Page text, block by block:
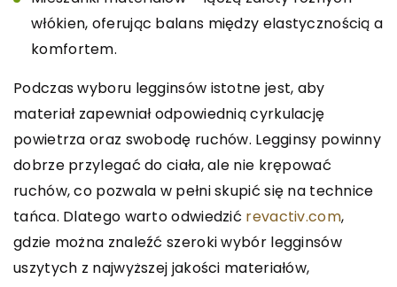
włókien, oferując balans między elastycznością a
komfortem.
Podczas wyboru legginsów istotne jest, aby
materiał zapewniał odpowiednią cyrkulację
powietrza oraz swobodę ruchów. Legginsy powinny
dobrze przylegać do ciała, ale nie krępować
ruchów, co pozwala w pełni skupić się na technice
tańca. Dlatego warto odwiedzić revactiv.com,
gdzie można znaleźć szeroki wybór legginsów
uszytych z najwyższej jakości materiałów,